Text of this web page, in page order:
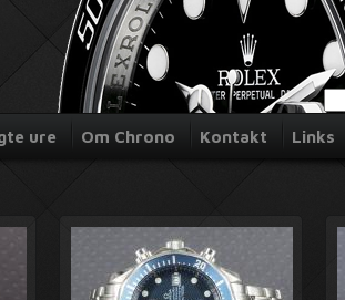
ure Om Chrono Kontakt Links